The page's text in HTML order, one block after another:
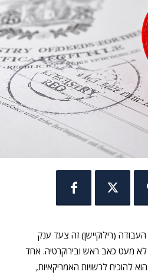
(רילוקיישן) זה צעד ענק
מעט כאב ראש ובירוקרטיה. אחד
להוכיח לרשויות האמריקאיות,